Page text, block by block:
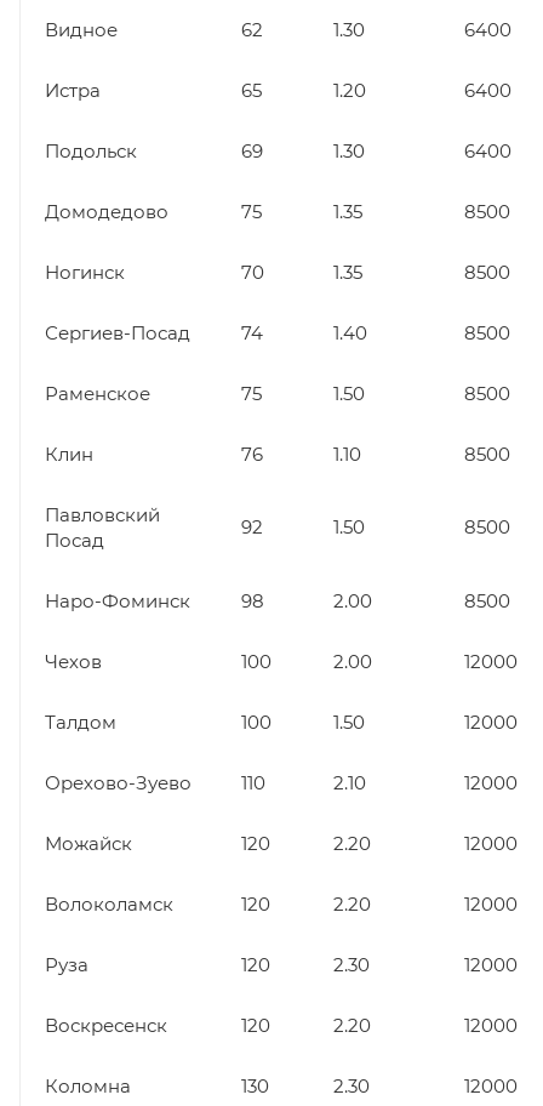
Видное 62 1.30 6400
Истра 65 1.20 6400
Подольск 69 1.30 6400
Домодедово 75 1.35 8500
Ногинск 70 1.35 8500
Сергиев-Посад 74 1.40 8500
Раменское 75 1.50 8500
Клин 76 1.10 8500
Павловский
Посад
92 1.50 8500
Наро-Фоминск 98 2.00 8500
Чехов 100 2.00 12000
Талдом 100 1.50 12000
Орехово-Зуево 110 2.10 12000
Можайск 120 2.20 12000
Волоколамск 120 2.20 12000
Руза 120 2.30 12000
Воскресенск 120 2.20 12000
Коломна 130 2.30 12000